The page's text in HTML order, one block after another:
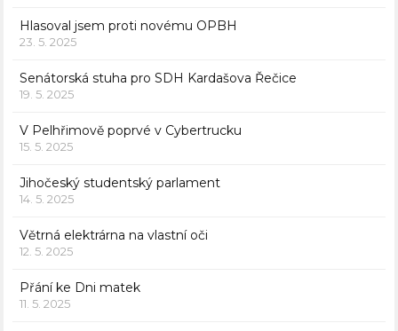
Hlasoval jsem proti novému OPBH
23. 5. 2025
Senátorská stuha pro SDH Kardašova Řečice
19. 5. 2025
V Pelhřimově poprvé v Cybertrucku
15. 5. 2025
Jihočeský studentský parlament
14. 5. 2025
Větrná elektrárna na vlastní oči
12. 5. 2025
Přání ke Dni matek
11. 5. 2025